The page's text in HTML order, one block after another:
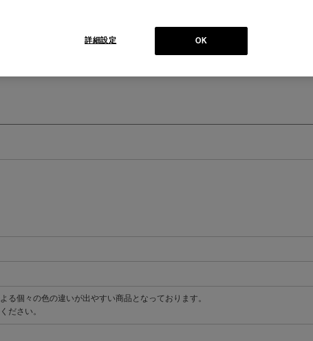
個々の色の違いが出やすい商品となっております。
ださい。
OK
詳細設定